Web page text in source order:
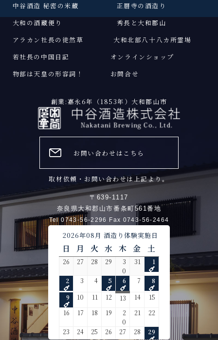
中谷酒造 秘密の米蔵
大和の酒蔵便り
アラカン社長の徒然草
若社長の中国日記
物部は天皇の形容詞 ！
正暦寺の酒造り
秀長と大和郡山
大和北部八十八カ所霊場
オンラインショップ
お問合せ
創業:嘉永6年（1853年）大和郡山市
お問い合わせはこちら
取材依頼・お問い合わせは上記より。
〒639-1117
奈良県大和郡山市番条町561番地
Tel 0743-56-2296 Fax 0743-56-2464